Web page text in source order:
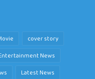
cover story
News
Latest News